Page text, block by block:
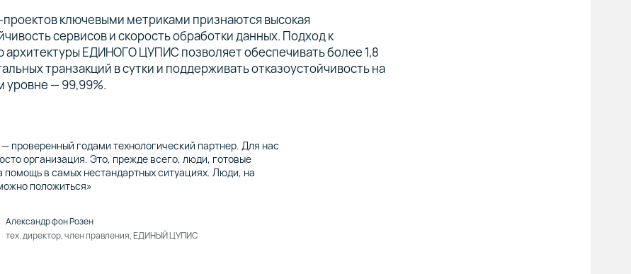
проектов ключевыми метриками признаются высокая
сервисов и скорость обработки данных. Подход к
архитектуры ЕДИНОГО ЦУПИС позволяет обеспечивать более 1,8
транзакций в сутки и поддерживать отказоустойчивость на
уровне — 99,99%.
проверенный годами технологический партнер. Для нас
организация. Это, прежде всего, люди, готовые
помощь в самых нестандартных ситуациях. Люди, на
положиться»
Александр фон Розен
тех. директор, член правления, ЕДИНЫЙ ЦУПИС